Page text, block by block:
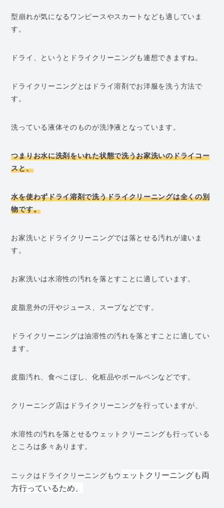
型崩れが気になるワンピースやスカートなども適していま
す。
ドライ、というとドライクリーニングも連想できますね。
ドライクリーニングとはドライ溶剤でお洋服を洗う方法で
す。
洗っている液体そのものが洗浄液となっています。
つまりお水に洗剤をいれた状態で洗うお家洗いのドライコー
スと、
水を使わずドライ溶剤で洗うドライクリーニングは全くの別
物です。
お家洗いとドライクリーニングでは落とせる汚れが違いま
す。
お家洗いは水溶性の汚れを落とすことに適しています。
皮脂意外の汗やジュース、スープなどです。
ドライクリーニングは油溶性の汚れを落とすことに適してい
ます。
皮脂汚れ、食べこぼし、化粧品やボールペンなどです。
クリーニング店はドライクリーニングを行っていますが、
水溶性の汚れを落とせるウェットクリーニングも行っている
ところは多々あります。
ニックはドライクリーニングもウ ェットクリーニングも両
方行っているため、